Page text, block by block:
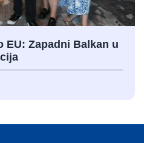
EU: Zapadni Balkan u